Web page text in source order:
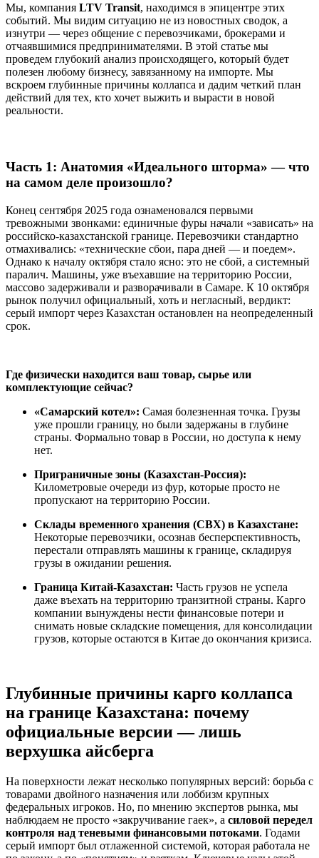
Мы, компания LTV Transit, находимся в эпицентре этих
событий. Мы видим ситуацию не из новостных сводок, а
изнутри — через общение с перевозчиками, брокерами и
отчаявшимися предпринимателями. В этой статье мы
проведем глубокий анализ происходящего, который будет
полезен любому бизнесу, завязанному на импорте. Мы
вскроем глубинные причины коллапса и дадим четкий план
действий для тех, кто хочет выжить и вырасти в новой
реальности.
Часть 1: Анатомия «Идеального шторма» — что
на самом деле произошло?
Конец сентября 2025 года ознаменовался первыми
тревожными звонками: единичные фуры начали «зависать» на
российско-казахстанской границе. Перевозчики стандартно
отмахивались: «технические сбои, пара дней — и поедем».
Однако к началу октября стало ясно: это не сбой, а системный
паралич. Машины, уже въехавшие на территорию России,
массово задерживали и разворачивали в Самаре. К 10 октября
рынок получил официальный, хоть и негласный, вердикт:
серый импорт через Казахстан остановлен на неопределенный
срок.
Где физически находится ваш товар, сырье или
комплектующие сейчас?
«Самарский котел»: Самая болезненная точка. Грузы
уже прошли границу, но были задержаны в глубине
страны. Формально товар в России, но доступа к нему
нет.
Приграничные зоны (Казахстан-Россия):
Километровые очереди из фур, которые просто не
пропускают на территорию России.
Склады временного хранения (СВХ) в Казахстане:
Некоторые перевозчики, осознав бесперспективность,
перестали отправлять машины к границе, складируя
грузы в ожидании решения.
Граница Китай-Казахстан: Часть грузов не успела
даже въехать на территорию транзитной страны. Карго
компании вынуждены нести финансовые потери и
снимать новые складские помещения, для консолидации
грузов, которые остаются в Китае до окончания кризиса.
Глубинные причины карго коллапса
на границе Казахстана: почему
официальные версии — лишь
верхушка айсберга
На поверхности лежат несколько популярных версий: борьба с
товарами двойного назначения или лоббизм крупных
федеральных игроков. Но, по мнению экспертов рынка, мы
наблюдаем не просто «закручивание гаек», а силовой передел
контроля над теневыми финансовыми потоками. Годами
серый импорт был отлаженной системой, которая работала не